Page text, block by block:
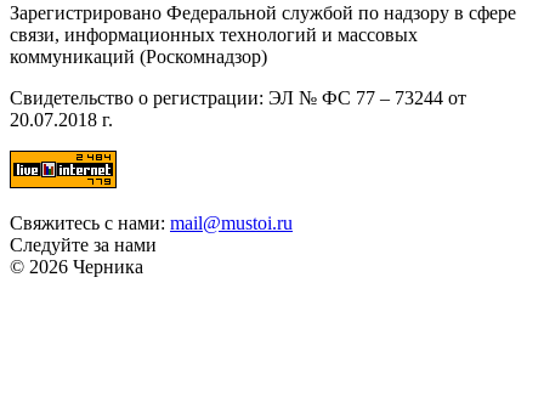
Зарегистрировано Федеральной службой по надзору в сфере
связи, информационных технологий и массовых
коммуникаций (Роскомнадзор)
Свидетельство о регистрации: ЭЛ № ФС 77 – 73244 от
20.07.2018 г.
Свяжитесь с нами: mail@mustoi.ru
Следуйте за нами
© 2026 Черника